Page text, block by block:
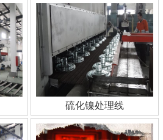
硫化镍处理线